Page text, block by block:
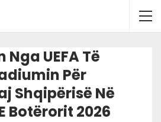
UEFA Të
Për
Shqipërisë Në
Botërorit 2026